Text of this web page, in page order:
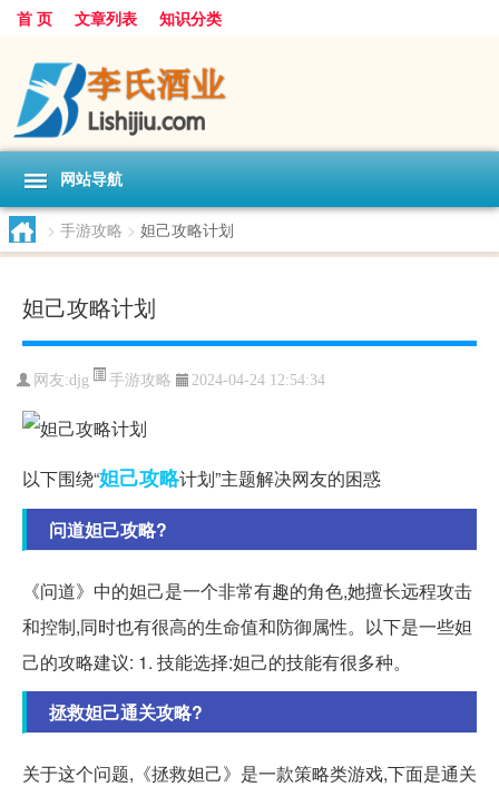
首 页 文章列表 知识分类
网站导航
> 手游攻略 > 妲己攻略计划
妲己攻略计划
网友:djg 手游攻略 2024-04-24 12:54:34
以下围绕“妲己攻略计划”主题解决网友的困惑
问道妲己攻略?
《问道》中的妲己是一个非常有趣的角色,她擅长远程攻击
和控制,同时也有很高的生命值和防御属性。以下是一些妲
己的攻略建议: 1. 技能选择:妲己的技能有很多种。
拯救妲己通关攻略?
关于这个问题,《拯救妲己》是一款策略类游戏,下面是通关